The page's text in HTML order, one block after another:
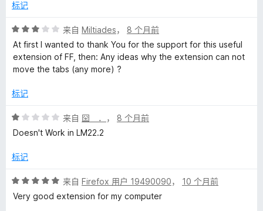
的
评
标记
评
分
3
/
来自 Miltiades， 8 个月前
At first I wanted to thank You for the support for this useful
extension of FF, then: Any ideas why the extension can not
move the tabs (any more) ?
标记
评
分
/
来自 囶 ． ， 8 个月前
Doesn't Work in LM22.2
标记
评
分
来自 Firefox 用户 19490090， 10 个月前
Very good extension for my computer